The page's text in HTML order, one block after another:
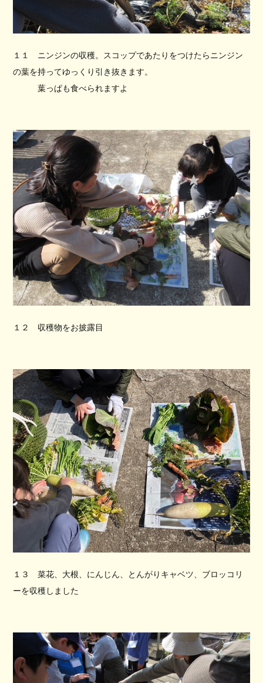
１１ ニンジンの収穫。スコップであたりをつけたらニンジン
の葉を持ってゆっくり引き抜きます。
葉っぱも食べられますよ
１２ 収穫物をお披露目
１３ 菜花、大根、にんじん、とんがりキャベツ、ブロッコリ
ーを収穫しました